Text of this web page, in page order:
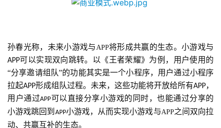
站
中
文
(
孙春光称，未来小游戏与APP将形成共赢的生态。小游戏与
APP可以实现双向跳转。以《王者荣耀》为例，用户使用的
“分享邀请组队”的功能其实是一个小程序，用户通过小程序
拉起APP形成组队过程。未来，这些功能将开放给所有APP，
用户通过APP可以直接分享小游戏的同时，也能通过分享的
小游戏跳回到 APP小游戏，从而实现小游戏与APP之间双向拉
动、共赢互补的生态。